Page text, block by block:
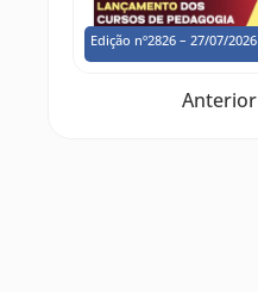
Edição nº2826 – 27/07/2026
Anterior